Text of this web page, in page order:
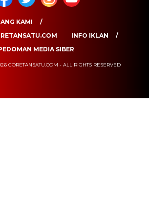
KAMI
INFO IKLAN
MEDIA SIBER
CORETANSATU.COM - ALL RIGHTS RESERVED